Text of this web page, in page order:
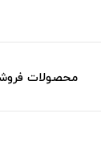
محصولات